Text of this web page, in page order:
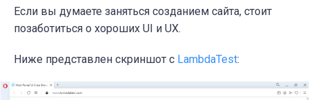
Если вы думаете заняться созданием сайта, стоит
позаботиться о хороших UI и UX.
Ниже представлен скриншот с LambdaTest: